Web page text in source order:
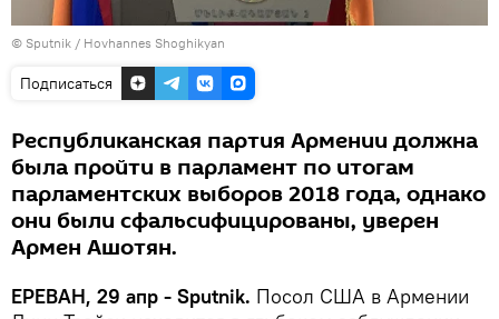
© Sputnik / Hovhannes Shoghikyan
Подписаться
Республиканская партия Армении должна
была пройти в парламент по итогам
парламентских выборов 2018 года, однако
они были сфальсифицированы, уверен
Армен Ашотян.
ЕРЕВАН, 29 апр - Sputnik. Посол США в Армении